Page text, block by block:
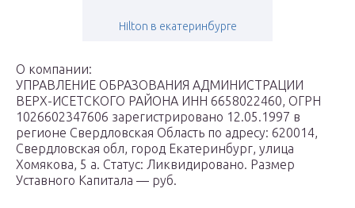
Hilton в екатеринбурге
О компании:
УПРАВЛЕНИЕ ОБРАЗОВАНИЯ АДМИНИСТРАЦИИ
ВЕРХ-ИСЕТСКОГО РАЙОНА ИНН 6658022460, ОГРН
1026602347606 зарегистрировано 12.05.1997 в
регионе Свердловская Область по адресу: 620014,
Свердловская обл, город Екатеринбург, улица
Хомякова, 5 а. Статус: Ликвидировано. Размер
Уставного Капитала — руб.